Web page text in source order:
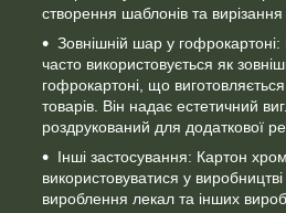
створення шаблонів та вирізання
Зовнішній шар у
часто використовується як
гофрокартоні, що
товарів. Він надає естетичний
роздрукований для додаткової
Інші застосування: Картон
використовуватися у
вироблення лекал та інших